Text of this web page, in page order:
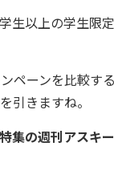
生以上の学生限
ペーンを比較す
引きますね。
集の週刊アスキ